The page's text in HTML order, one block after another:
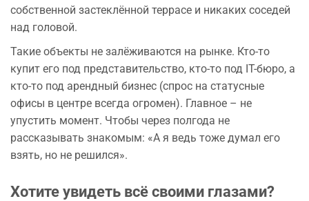
собственной застеклённой террасе и никаких соседей
над головой.
Такие объекты не залёживаются на рынке. Кто-то
купит его под представительство, кто-то под IT-бюро, а
кто-то под арендный бизнес (спрос на статусные
офисы в центре всегда огромен). Главное – не
упустить момент. Чтобы через полгода не
рассказывать знакомым: «А я ведь тоже думал его
взять, но не решился».
Хотите увидеть всё своими глазами?